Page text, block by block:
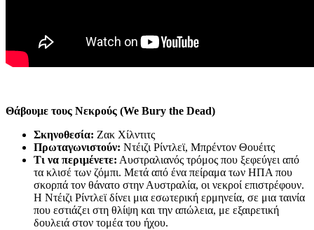
Θάβουμε τους Νεκρούς (We Bury the Dead)
Σκηνοθεσία: Ζακ Χίλντιτς
Πρωταγωνιστούν: Ντέιζι Ρίντλεϊ, Μπρέντον Θουέιτς
Τι να περιμένετε: Αυστραλιανός τρόμος που ξεφεύγει από
τα κλισέ των ζόμπι. Μετά από ένα πείραμα των ΗΠΑ που
σκορπά τον θάνατο στην Αυστραλία, οι νεκροί επιστρέφουν.
Η Ντέιζι Ρίντλεϊ δίνει μια εσωτερική ερμηνεία, σε μια ταινία
που εστιάζει στη θλίψη και την απώλεια, με εξαιρετική
δουλειά στον τομέα του ήχου.